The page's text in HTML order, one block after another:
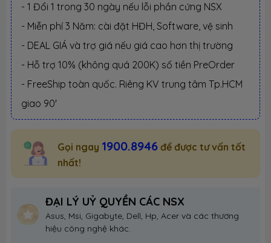
- 1 Đổi 1 trong 30 ngày nếu lỗi phần cứng NSX
- Miễn phí 3 Năm: cài đặt HĐH, Software, vệ sinh
- DEAL GIÁ và trợ giá nếu giá cao hơn thị trường
- Hỗ trợ 10% (không quá 200K) số tiền PreOrder
- FreeShip toàn quốc. Riêng KV trung tâm Tp.HCM
giao 90'
Gọi ngay 1900.8946 để được tư vấn tốt
nhất!
ĐẠI LÝ UỶ QUYỀN CÁC NSX
Asus, Msi, Gigabyte, Dell, Hp, Acer và các thương
hiệu công nghệ khác.